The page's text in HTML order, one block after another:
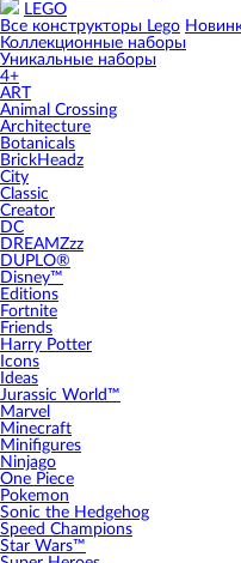
LEGO
Все конструкторы Lego
Коллекционные наборы
Уникальные наборы
4+
ART
Animal Crossing
Architecture
Botanicals
BrickHeadz
City
Classic
Creator
DC
DREAMZzz
DUPLO®
Disney™
Editions
Fortnite
Friends
Harry Potter
Icons
Ideas
Jurassic World™
Marvel
Minecraft
Minifigures
Ninjago
One Piece
Pokemon
Sonic the Hedgehog
Speed Champions
Star Wars™